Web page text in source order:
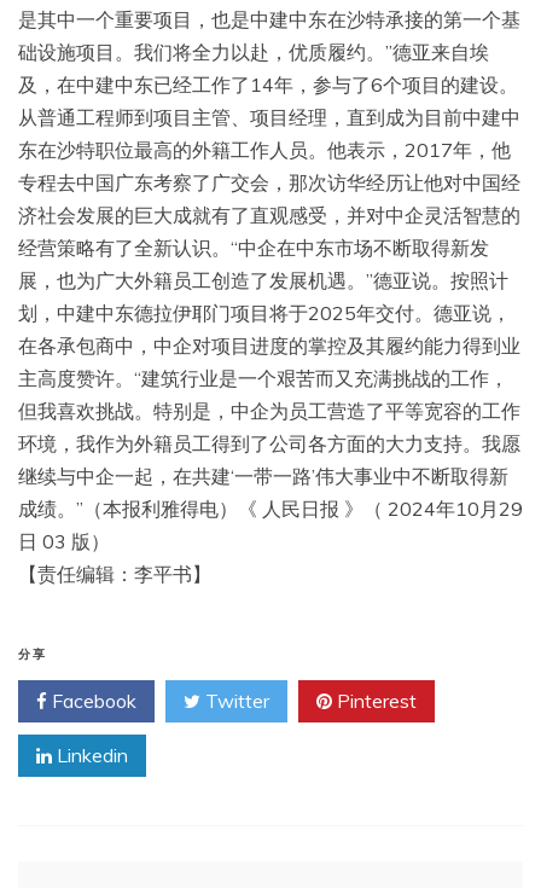
是其中一个重要项目，也是中建中东在沙特承接的第一个基
础设施项目。我们将全力以赴，优质履约。”德亚来自埃
及，在中建中东已经工作了14年，参与了6个项目的建设。
从普通工程师到项目主管、项目经理，直到成为目前中建中
东在沙特职位最高的外籍工作人员。他表示，2017年，他
专程去中国广东考察了广交会，那次访华经历让他对中国经
济社会发展的巨大成就有了直观感受，并对中企灵活智慧的
经营策略有了全新认识。“中企在中东市场不断取得新发
展，也为广大外籍员工创造了发展机遇。”德亚说。按照计
划，中建中东德拉伊耶门项目将于2025年交付。德亚说，
在各承包商中，中企对项目进度的掌控及其履约能力得到业
主高度赞许。“建筑行业是一个艰苦而又充满挑战的工作，
但我喜欢挑战。特别是，中企为员工营造了平等宽容的工作
环境，我作为外籍员工得到了公司各方面的大力支持。我愿
继续与中企一起，在共建‘一带一路’伟大事业中不断取得新
成绩。”（本报利雅得电）《 人民日报 》（ 2024年10月29
日 03 版）
【责任编辑：李平书】
分享
Facebook Twitter Pinterest
Linkedin